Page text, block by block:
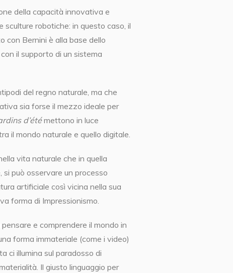
della capacità innovativa e
robotiche: in questo caso, il
con Bernini è alla base dello
il supporto di un sistema
del regno naturale, ma che
sia forse il mezzo ideale per
d’étémettono in luce
il mondo naturale e quello digitale.
vita naturale che in quella
si può osservare un processo
artificiale così vicina nella sua
forma di Impressionismo.
e comprendere il mondo in
forma immateriale (come i video)
ci illumina sul paradosso di
Il giusto linguaggio per